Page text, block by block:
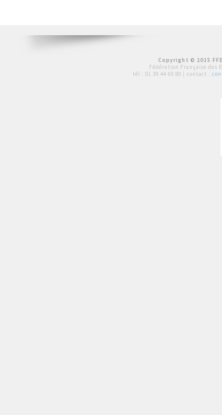
Copyright © 2015
Fédération Française des
tél : 01 39 44 65 80 | contact :